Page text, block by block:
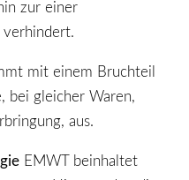
zur einer
verhindert.
mit einem Bruchteil
bei gleicher Waren,
aus.
EMWT beinhaltet